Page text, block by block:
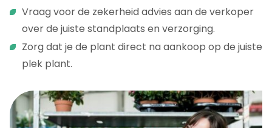
Vraag voor de zekerheid advies aan de verkoper
over de juiste standplaats en verzorging.
Zorg dat je de plant direct na aankoop op de juiste
plek plant.